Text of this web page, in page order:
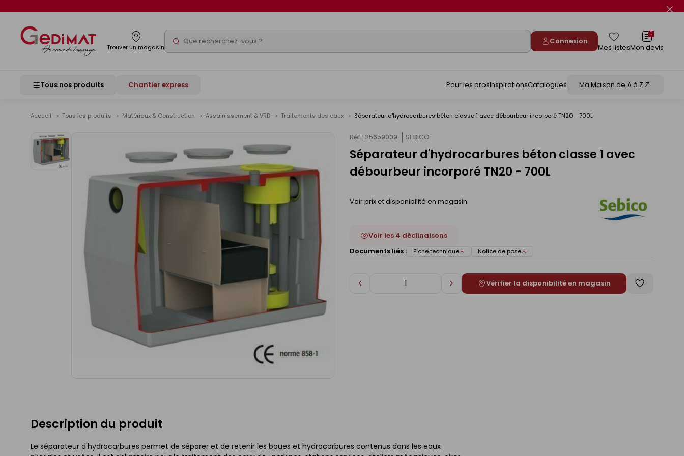
Trouver un magasin Rechercher Connexion
Mes listes
0
Mon devis
Tous nos produits Chantier express Pour les prosInspirationsCatalogues Ma Maison de A à Z
Accueil Tous les produits Matériaux & Construction Assainissement & VRD Traitements des eaux Séparateur d'hydrocarbures béton classe 1 avec débourbeur incorporé TN20 - 700L
Réf : 25659009 SEBICO
Séparateur d'hydrocarbures béton classe 1 avec
débourbeur incorporé TN20 - 700L
Voir prix et disponibilité en magasin
Voir les 4 déclinaisons
Documents liés :
Fiche technique Notice de pose
Diminuer AugmenterVérifier la disponibilité en magasin
Enregistrer
Description du produit
Le séparateur d'hydrocarbures permet de séparer et de retenir les boues et hydrocarbures contenus dans les eaux